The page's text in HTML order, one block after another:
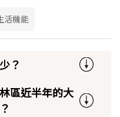
活機能
？
區近半年的大